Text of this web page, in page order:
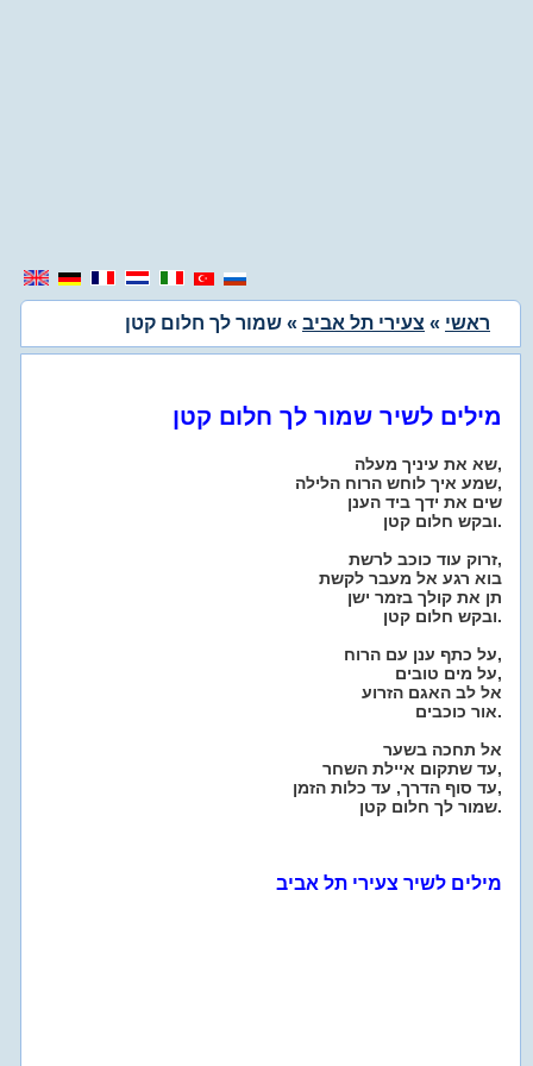
ראשי » צעירי תל אביב » שמור לך חלום קטן
מילים לשיר שמור לך חלום קטן
שא את עיניך מעלה,
שמע איך לוחש הרוח הלילה,
שים את ידך ביד הענן
ובקש חלום קטן.
זרוק עוד כוכב לרשת,
בוא רגע אל מעבר לקשת
תן את קולך בזמר ישן
ובקש חלום קטן.
על כתף ענן עם הרוח,
על מים טובים,
אל לב האגם הזרוע
אור כוכבים.
אל תחכה בשער
עד שתקום איילת השחר,
עד סוף הדרך, עד כלות הזמן,
שמור לך חלום קטן.
מילים לשיר צעירי תל אביב